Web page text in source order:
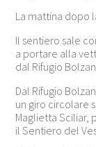
La mattina dopo
Il sentiero sale
a portare alla
dal Rifugio
Dal Rifugio
un giro circolare
Maglietta Sciliar,
il Sentiero del